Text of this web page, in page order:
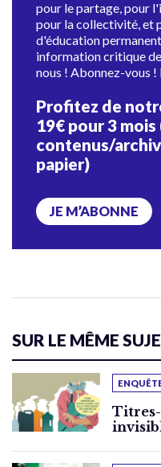
pour le partage, pour
pour la collectivité, et
d'éducation
information critique
nous ! Abonnez-vous
Profitez de
19€ pour 3
contenus/
papier)
JE M’ABONNE
SUR LE MÊME